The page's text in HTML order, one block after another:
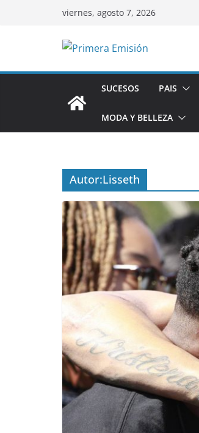
viernes, agosto 7, 2026
SUCESOS PAIS
MODA Y BELLEZA
Autor:Lisseth